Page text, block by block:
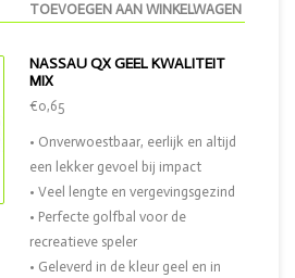
TOEVOEGEN AAN WINKELWAGEN
NASSAU QX GEEL KWALITEIT
MIX
€0,65
• Onverwoestbaar, eerlijk en altijd
een lekker gevoel bij impact
• Veel lengte en vergevingsgezind
• Perfecte golfbal voor de
recreatieve speler
• Geleverd in de kleur geel en in